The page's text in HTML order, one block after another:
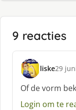
9 reacties
liske
s
c
h
r
29
Of de vorm
Login om te